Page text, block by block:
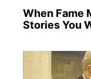
When Fame
Stories You